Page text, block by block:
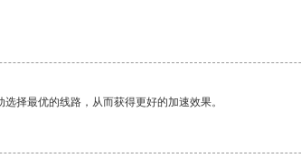
择最优的线路，从而获得更好的加速效果。